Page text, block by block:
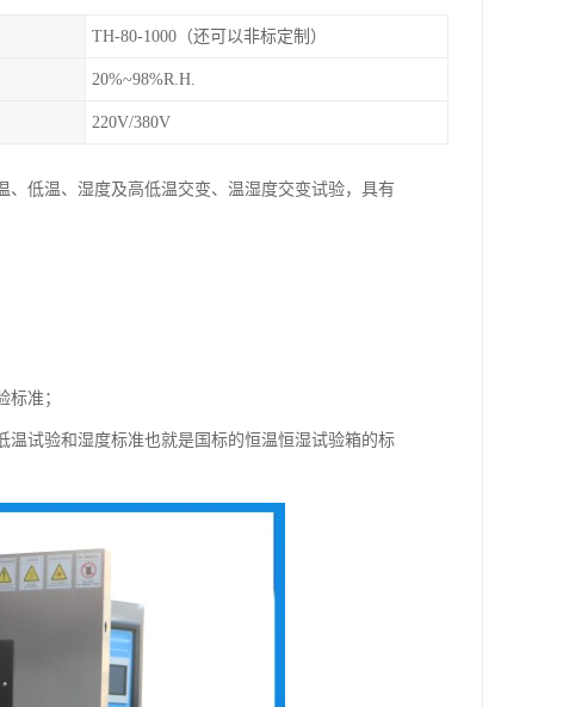
TH-80-1000（还可以非标定制）
20%~98%R.H.
220V/380V
低温、湿度及高低温交变、温湿度交变试验，具有
准；
试验和湿度标准也就是国标的恒温恒湿试验箱的标